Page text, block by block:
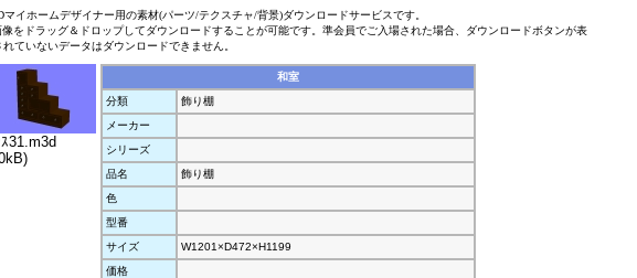
イホームデザイナー用の素材(パーツ/テクスチャ/背景)ダウンロードサービスです。
をドラッグ＆ドロップしてダウンロードすることが可能です。準会員でご入場された場合、ダウンロードボタンが表
れていないデータはダウンロードできません。
31.m3d
和室
分類
飾り棚
メーカー
シリーズ
品名
飾り棚
色
型番
サイズ
W1201×D472×H1199
価格